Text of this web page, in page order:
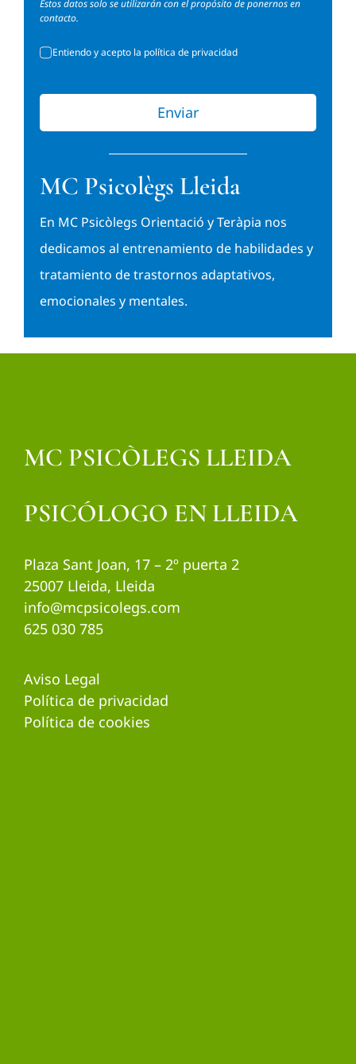
Estos datos solo se utilizarán con el propósito de ponernos en
contacto.
Entiendo y acepto la política de privacidad
Enviar
MC Psicolègs Lleida
En MC Psicòlegs Orientació y Teràpia nos
dedicamos al entrenamiento de habilidades y
tratamiento de trastornos adaptativos,
emocionales y mentales.
MC PSICÒLEGS LLEIDA
PSICÓLOGO EN LLEIDA
Plaza Sant Joan, 17 – 2º puerta 2
25007 Lleida, Lleida
info@mcpsicolegs.com
625 030 785
Aviso Legal
Política de privacidad
Política de cookies